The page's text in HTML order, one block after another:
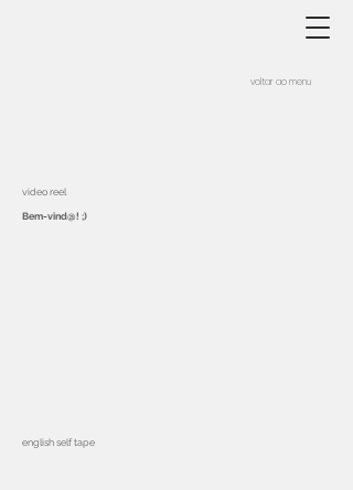
voltar ao menu
video reel
Bem-vind@! ;)
english self tape